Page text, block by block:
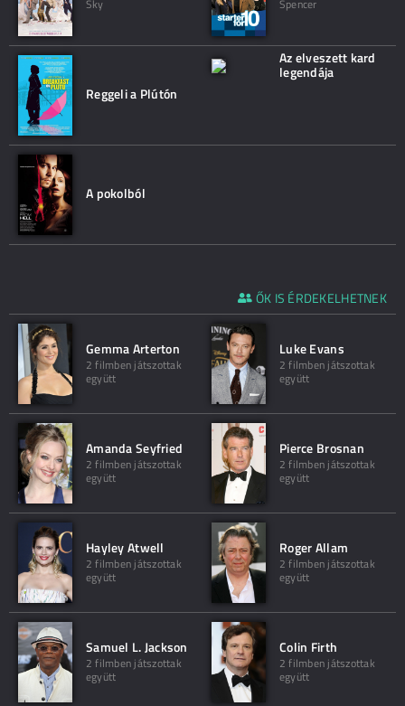
Sky Spencer
Reggeli a Plútón
Az elveszett kard
legendája
A pokolból
ŐK IS ÉRDEKELHETNEK
Gemma Arterton
2 filmben játszottak
együtt
Luke Evans
2 filmben játszottak
együtt
Amanda Seyfried
2 filmben játszottak
együtt
Pierce Brosnan
2 filmben játszottak
együtt
Hayley Atwell
2 filmben játszottak
együtt
Roger Allam
2 filmben játszottak
együtt
Samuel L. Jackson
2 filmben játszottak
együtt
Colin Firth
2 filmben játszottak
együtt